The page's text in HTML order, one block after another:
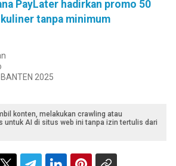
PayLater hadirkan promo 50
tanpa minimum
2025
konten, melakukan crawling atau
untuk AI di situs web ini tanpa izin tertulis dari